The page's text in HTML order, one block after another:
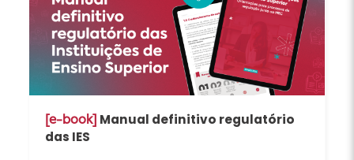
[e-book] Manual definitivo regulatório
das IES